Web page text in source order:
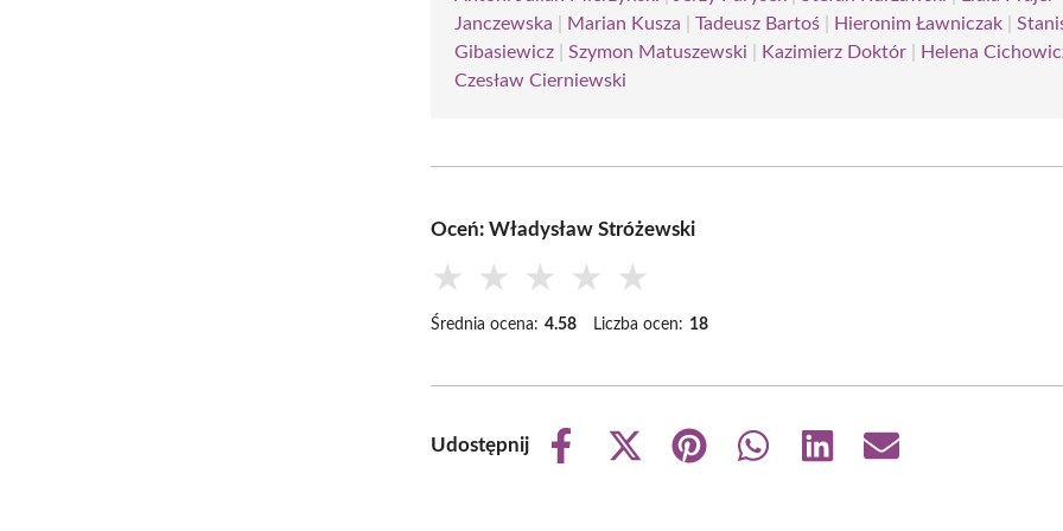
Janczewska
Marian Kusza |Tadeusz Bartoś Hieronim Ławniczak |
Gibasiewicz |Szymon Matuszewski Kazimierz Doktór Helena
Czesław Cierniewski
Oceń: Władysław Stróżewski
★ ★ ★ ★ ★
Średnia ocena: 4.58 Liczba ocen: 18
Udostępnij
Share
Share
Share
Share
Share
Share